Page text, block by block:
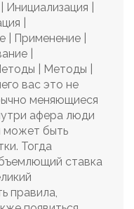
|
|
| Применение |
|
| Методы |
вас это не
меняющиеся
афера люди
может быть
Тогда
ставка
правила,